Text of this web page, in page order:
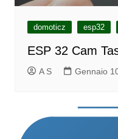
domoticz esp32
ESP 32 Cam
A S Gennaio